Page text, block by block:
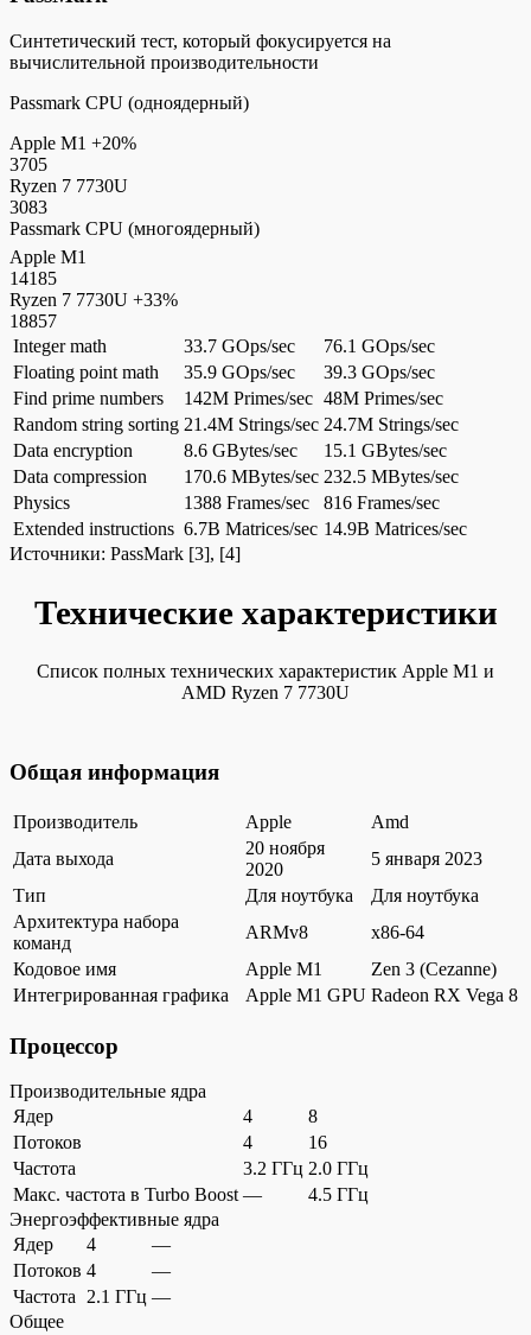
Синтетический тест, который фокусируется на
вычислительной производительности
Passmark CPU (одноядерный)
Apple M1 +20%
3705
Ryzen 7 7730U
3083
Passmark CPU (многоядерный)
Apple M1
14185
Ryzen 7 7730U +33%
18857
Integer math
33.7 GOps/sec
76.1 GOps/sec
Floating point math
35.9 GOps/sec
39.3 GOps/sec
Find prime numbers
142M Primes/sec 48M Primes/sec
Random string sorting 21.4M Strings/sec 24.7M Strings/sec
Data encryption
8.6 GBytes/sec
15.1 GBytes/sec
Data compression
170.6 MBytes/sec 232.5 MBytes/sec
Physics
1388 Frames/sec
816 Frames/sec
Extended instructions 6.7B Matrices/sec 14.9B Matrices/sec
Источники: PassMark [3], [4]
Технические характеристики
Список полных технических характеристик Apple M1 и
AMD Ryzen 7 7730U
Общая информация
Производитель Apple
Amd
Дата выхода
20 ноября
2020
5 января 2023
Тип
Для ноутбука
Для ноутбука
Архитектура набора
команд
ARMv8
x86-64
Кодовое имя
Apple M1
Zen 3 (Cezanne)
Интегрированная графика
Apple M1 GPU Radeon RX Vega 8
Процессор
Производительные ядра
Ядер
4
8
Потоков
4
16
Частота
3.2 ГГц 2.0 ГГц
Макс. частота в Turbo Boost —
4.5 ГГц
Энергоэффективные ядра
Ядер
4
—
Потоков 4
—
Частота 2.1 ГГц —
Общее